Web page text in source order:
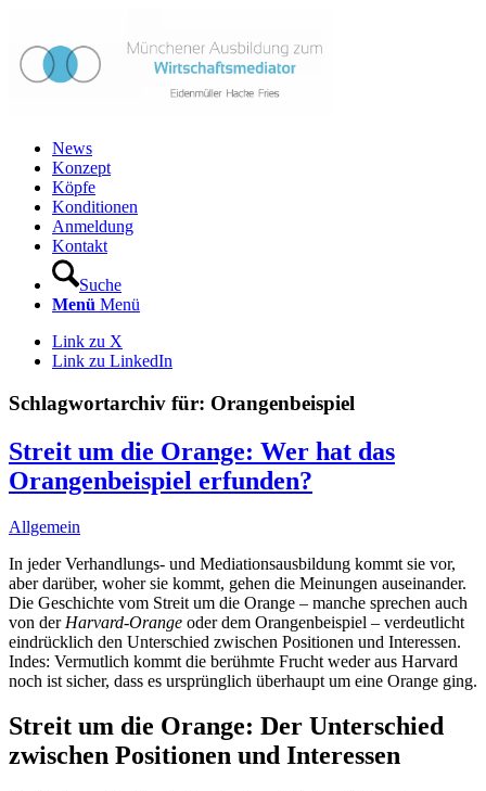
News
Konzept
Köpfe
Konditionen
Anmeldung
Kontakt
Suche
Menü Menü
Link zu X
Link zu LinkedIn
Schlagwortarchiv für: Orangenbeispiel
Streit um die Orange: Wer hat das
Orangenbeispiel erfunden?
Allgemein
In jeder Verhandlungs- und Mediationsausbildung kommt sie vor,
aber darüber, woher sie kommt, gehen die Meinungen auseinander.
Die Geschichte vom Streit um die Orange – manche sprechen auch
von der Harvard-Orange oder dem Orangenbeispiel – verdeutlicht
eindrücklich den Unterschied zwischen Positionen und Interessen.
Indes: Vermutlich kommt die berühmte Frucht weder aus Harvard
noch ist sicher, dass es ursprünglich überhaupt um eine Orange ging.
Streit um die Orange: Der Unterschied
zwischen Positionen und Interessen